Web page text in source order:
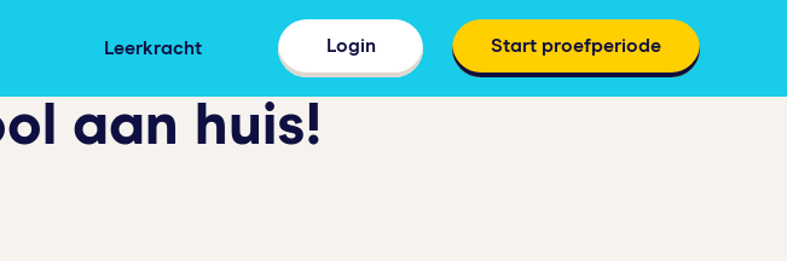
Leerkracht Login Start proefperiode
aan huis!